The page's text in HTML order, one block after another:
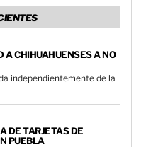
A CHIHUAHUENSES A NO
independientemente de la
DE TARJETAS DE
PUEBLA